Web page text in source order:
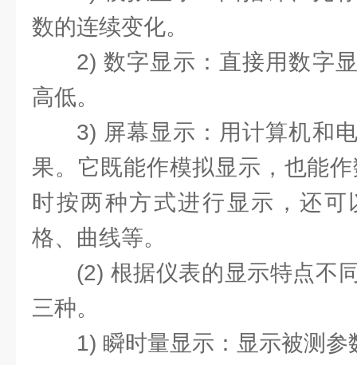
数的连续变化。
2) 数字显示：直接用数字
高低。
3) 屏幕显示：用计算机和
果。它既能作模拟显示，也能
时按两种方式进行显示，还
格、曲线等。
(2) 根据仪表的显示特点不
三种。
1) 瞬时量显示：显示被测参